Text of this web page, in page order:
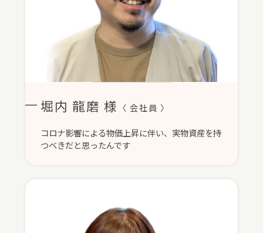
堀内 龍磨 様 〈 会社員 〉
コロナ影響による物価上昇に伴い、実物資産を持
つべきだと思ったんです